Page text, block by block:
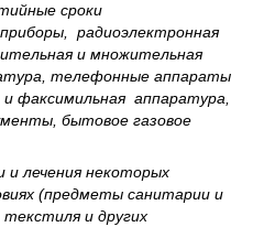
сроки
радиоэлектронная
и множительная
телефонные аппараты
факсимильная аппаратура,
бытовое газовое
и лечения некоторых
(предметы санитарии и
и других